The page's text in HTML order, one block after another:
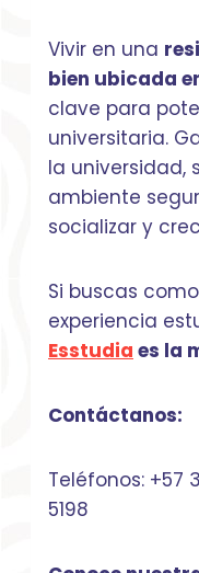
Vivir en una
bien ubicada
clave para
universitaria.
la universidad,
ambiente
socializar y
Si buscas
experiencia
Esstudia es la
Contáctanos:
Teléfonos: +57
5198